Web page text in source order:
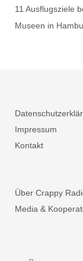
11 Ausflugsziele
Museen in
Impressum
Kontakt
Über Crappy
Media &